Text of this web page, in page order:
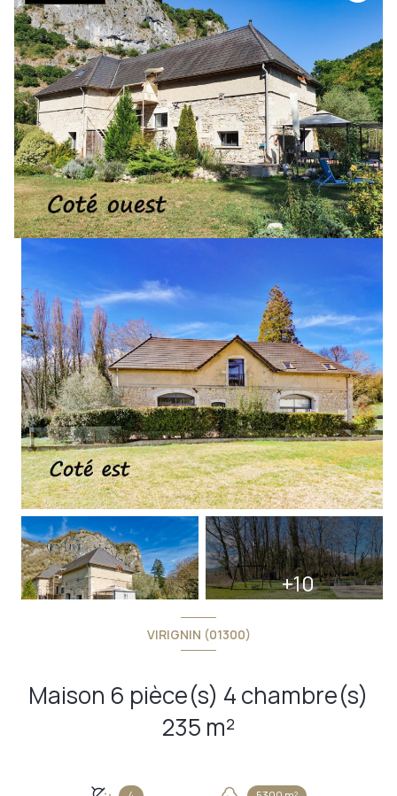
+10
VIRIGNIN (01300)
Maison 6 pièce(s) 4 chambre(s)
235 m²